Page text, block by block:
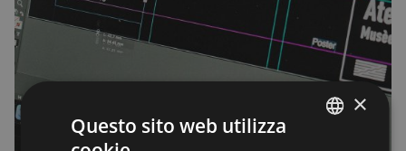
×
Questo sito web utilizza